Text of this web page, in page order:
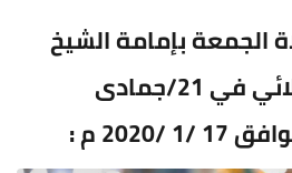
الجمعة بإمامة الشيخ
عبد المهدي الكربلائي في 21/جمادى